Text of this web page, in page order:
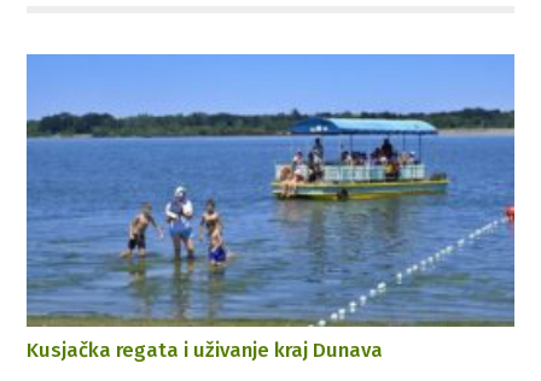
Kusjačka regata i uživanje kraj Dunava